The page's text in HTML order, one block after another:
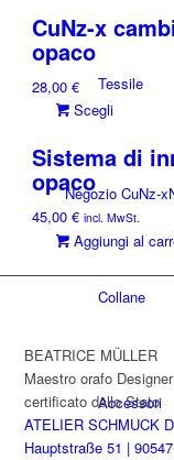
Tessile
Negozio CuNz-x
Collane
Accessori
nella
ha
Le
scelte
pagina
CuNz-x
opaco
28,00€
Scegli
ha
Le
essere
pagina
del
Sistema di
opaco
45,00€ incl. MwSt.
Aggiungi al
BEATRICE MÜLLER
Maestro orafo
certificato dallo Stato
ATELIER SCHMUCK
Hauptstraße 51 |